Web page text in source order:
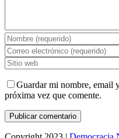
Guardar mi nombre, email
próxima vez que comente.